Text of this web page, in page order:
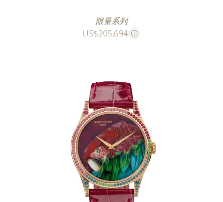
此款玫瑰金腕表限量发行十枚，精心描绘绿翅金刚鹦鹉
精巧繁复的大明火掐丝羽毛图案的轮廓，由长约39厘
米（重约0.16克）的金线勾勒而成。为呈现绿翅金刚鹦
鹉如彩虹般的绚丽羽色，珐琅师运用54种颜色的半透
明、透明和不透明珐琅，再辅以10种颜色的微绘珐琅，
增强色彩渐变和光影交错效果。每块表盘均需在780至
850摄氏度的高温下煅烧约8次。
表圈、表耳及针扣镶嵌58颗玫瑰榴石（约0.69克
拉）、30颗托帕石（约0.24克拉）、25颗红宝石（约
限量系列
US$205,694